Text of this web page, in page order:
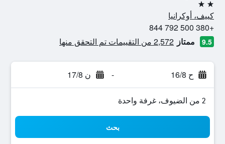
2 نجمتين
كييف، أوكرانيا
+380 500 792 844
9.5 ممتاز 2,572 من التقييمات تم التحقق منها
ح 16/8 - ن 17/8
2 من الضيوف، غرفة واحدة
بحث